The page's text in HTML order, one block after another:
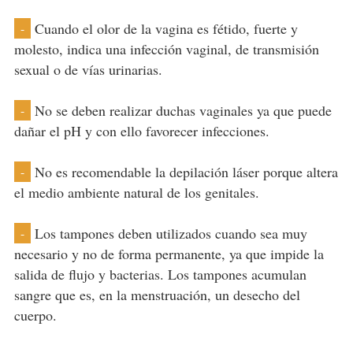
-
Cuando el olor de la vagina es fétido, fuerte y
molesto, indica una infección vaginal, de transmisión
sexual o de vías urinarias.
-
No se deben realizar duchas vaginales ya que puede
dañar el pH y con ello favorecer infecciones.
-
No es recomendable la depilación láser porque altera
el medio ambiente natural de los genitales.
-
Los tampones deben utilizados cuando sea muy
necesario y no de forma permanente, ya que impide la
salida de flujo y bacterias. Los tampones acumulan
sangre que es, en la menstruación, un desecho del
cuerpo.